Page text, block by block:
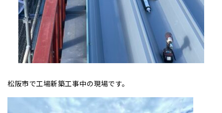
松阪市で工場新築工事中の現場です。